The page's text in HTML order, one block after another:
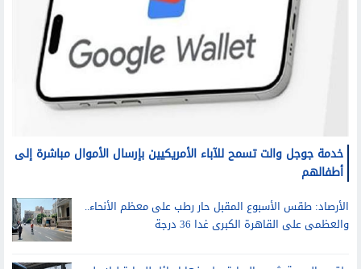
خدمة جوجل والت تسمح للآباء الأمريكيين بإرسال الأموال مباشرة إلى
أطفالهم
الأرصاد: طقس الأسبوع المقبل حار رطب على معظم الأنحاء..
والعظمى على القاهرة الكبرى غدا 36 درجة